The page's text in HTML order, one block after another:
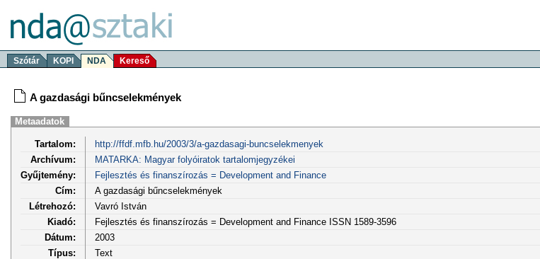
Szótár KOPI NDA Kereső
A gazdasági bűncselekmények
Metaadatok
Tartalom:
http://ffdf.mfb.hu/2003/3/a-gazdasagi-buncselekmenyek
Archívum:
MATARKA: Magyar folyóiratok tartalomjegyzékei
Gyűjtemény:
Fejlesztés és finanszírozás = Development and Finance
Cím:
A gazdasági bűncselekmények
Létrehozó:
Vavró István
Kiadó:
Fejlesztés és finanszírozás = Development and Finance ISSN 1589-3596
Dátum:
2003
Típus:
Text